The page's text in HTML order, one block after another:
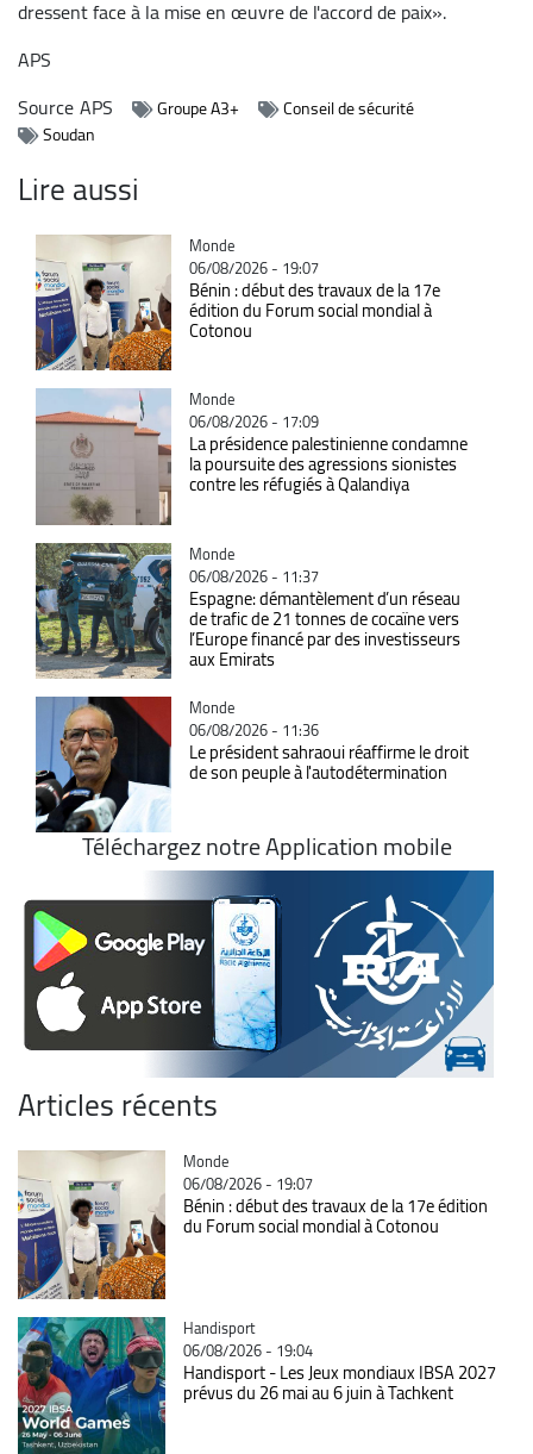
dressent face à la mise en œuvre de l'accord de paix».
APS
SourceAPS Groupe A3+
Conseil de sécurité
Soudan
Lire aussi
Catégorie
Monde
06/08/2026 - 19:07
Bénin : début des travaux de la 17e
édition du Forum social mondial à
Cotonou
Catégorie
Monde
06/08/2026 - 17:09
La présidence palestinienne condamne
la poursuite des agressions sionistes
contre les réfugiés à Qalandiya
Catégorie
Monde
06/08/2026 - 11:37
Espagne: démantèlement d’un réseau
de trafic de 21 tonnes de cocaïne vers
l’Europe financé par des investisseurs
aux Emirats
Catégorie
Monde
06/08/2026 - 11:36
Le président sahraoui réaffirme le droit
de son peuple à l'autodétermination
Téléchargez notre Application mobile
Articles récents
Catégorie
Monde
06/08/2026 - 19:07
Bénin : début des travaux de la 17e édition
du Forum social mondial à Cotonou
Catégorie
Handisport
06/08/2026 - 19:04
Handisport - Les Jeux mondiaux IBSA 2027
prévus du 26 mai au 6 juin à Tachkent